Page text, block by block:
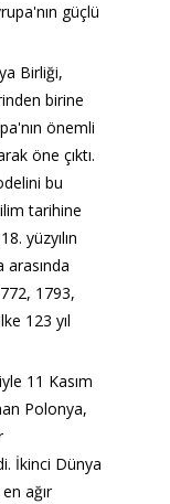
güçlü
Birliği,
birine
önemli
öne çıktı.
bu
tarihine
yüzyılın
1793,
123 yıl
11 Kasım
Polonya,
İkinci Dünya
ağır